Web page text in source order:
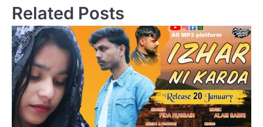
Related Posts